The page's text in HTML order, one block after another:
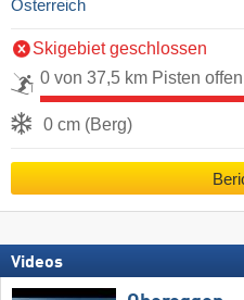
Österreich
Skigebiet geschlossen
0 von 37,5 km Pisten offen
0 cm (Berg)
Videos